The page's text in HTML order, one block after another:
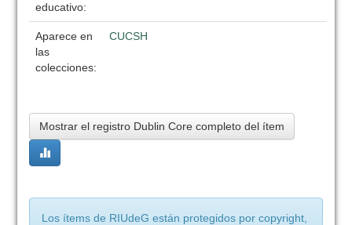
educativo:
Aparece en
las
colecciones:
CUCSH
Mostrar el registro Dublin Core completo del ítem
Los ítems de RIUdeG están protegidos por copyright,